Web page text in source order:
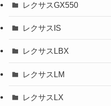
レクサスGX550
レクサスIS
レクサスLBX
レクサスLM
レクサスLX